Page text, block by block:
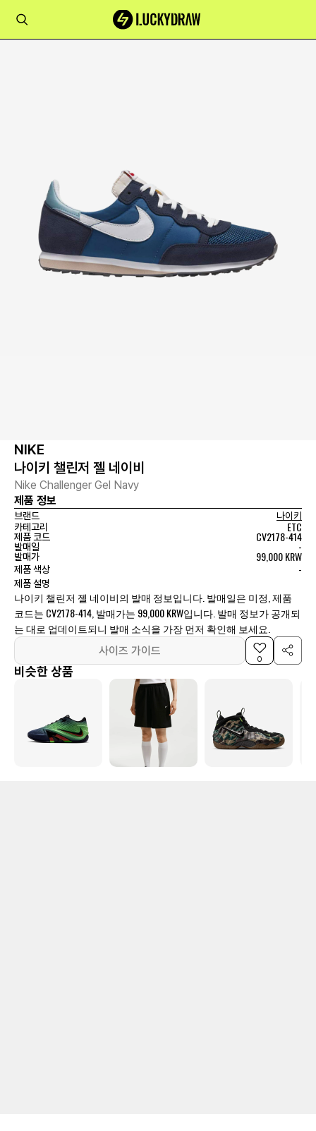
NIKE
나이키 챌린저 젤 네이비
Nike Challenger Gel Navy
제품 정보
브랜드
나이키
카테고리
ETC
제품 코드 CV2178-414
발매일 -
발매가 99,000 KRW
제품 색상 -
제품 설명
나이키 챌린저 젤 네이비의 발매 정보입니다. 발매일은 미정, 제품
코드는 CV2178-414, 발매가는 99,000 KRW입니다. 발매 정보가 공개되
는 대로 업데이트되니 발매 소식을 가장 먼저 확인해 보세요.
사이즈 가이드
0
비슷한 상품